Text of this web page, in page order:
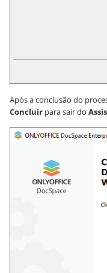
Após a conclusão do
Concluir para sair do